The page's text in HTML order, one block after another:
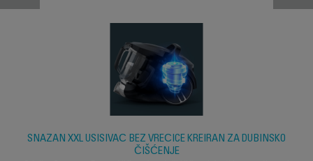
SNAŽAN XXL USISIVAČ BEZ VREĆICE KREIRAN ZA DUBINSKO
ČIŠĆENJE